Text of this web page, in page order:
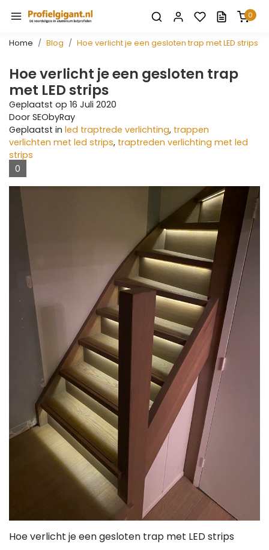
0
Home Blog Hoe verlicht je een gesloten trap met LED strips
Hoe verlicht je een gesloten trap
met LED strips
Geplaatst op 16 Juli 2020
Door SEObyRay
Geplaatst in led traptrede verlichting, trappen
verlichten met led strips, traptreden verlichting met led
strips
0
Hoe verlicht je een gesloten trap met LED strips